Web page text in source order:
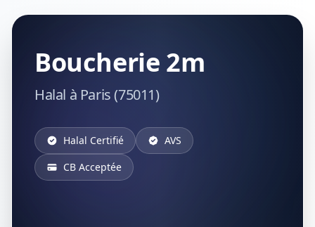
Boucherie 2m
Halal à Paris (75011)
Halal Certifié
AVS
CB Acceptée